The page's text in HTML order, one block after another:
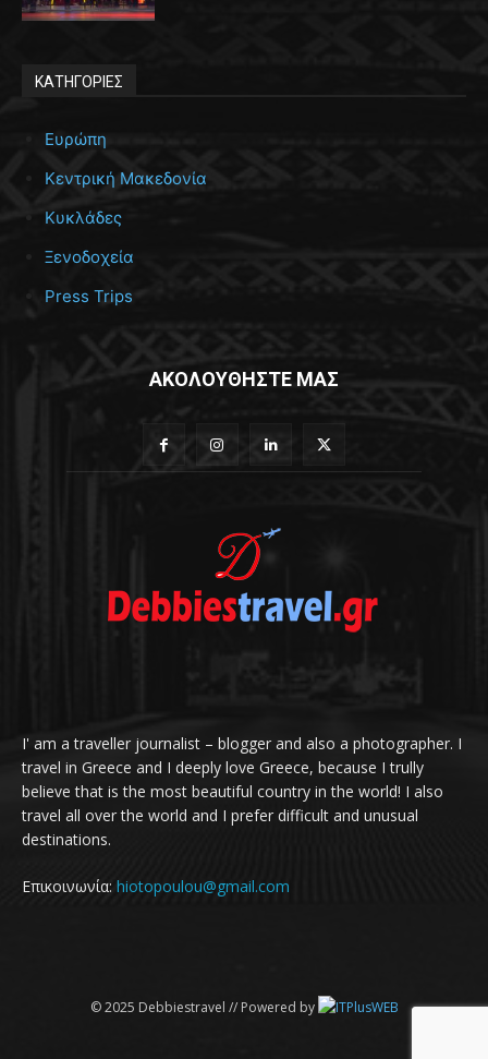
ΚΑΤΗΓΟΡΙΕΣ
Ευρώπη
Κεντρική Μακεδονία
Κυκλάδες
Ξενοδοχεία
Press Trips
ΑΚΟΛΟΥΘΗΣΤΕ ΜΑΣ
I' am a traveller journalist – blogger and also a photographer. I
travel in Greece and I deeply love Greece, because I trully
believe that is the most beautiful country in the world! I also
travel all over the world and I prefer difficult and unusual
destinations.
Επικοινωνία: hiotopoulou@gmail.com
© 2025 Debbiestravel // Powered by